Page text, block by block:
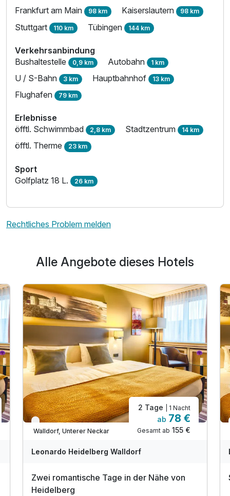
Frankfurt am Main 98 km Kaiserslautern 98 km
Stuttgart 110 km Tübingen 144 km
Verkehrsanbindung
Bushaltestelle 0,9 km Autobahn 1 km
U / S-Bahn 3 km Hauptbahnhof 13 km
Flughafen 79 km
Erlebnisse
öfftl. Schwimmbad 2,8 km Stadtzentrum 14 km
öfftl. Therme 23 km
Sport
Golfplatz 18 L. 26 km
Rechtliches Problem melden
Alle Angebote dieses Hotels
Verfügbar bis Dezember
Walldorf, Unterer Neckar
2 Tage | 1 Nacht
ab 78 €
Gesamt ab 155 €
Leonardo Heidelberg Walldorf
Zwei romantische Tage in der Nähe von
Heidelberg